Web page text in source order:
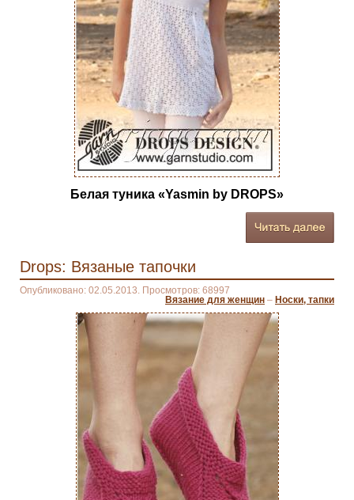
Белая туника «Yasmin by DROPS»
Drops: Вязаные тапочки
Опубликовано: 02.05.2013. Просмотров: 68997
Вязание для женщин – Носки, тапки